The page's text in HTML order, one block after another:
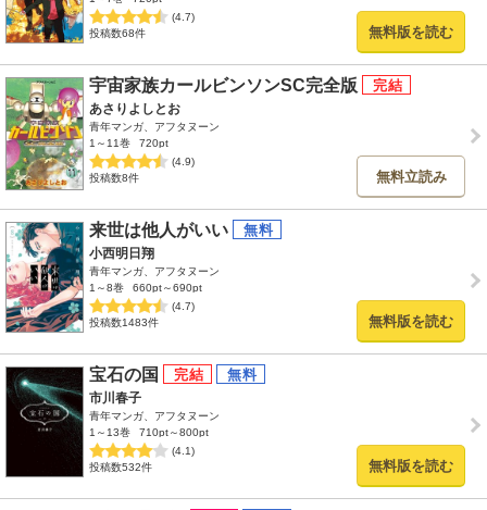
(4.7)
投稿数68件
無料版を読む
宇宙家族カールビンソンSC完全版
あさりよしとお
青年マンガ、アフタヌーン
1～11巻
720pt
(4.9)
投稿数8件
無料立読み
来世は他人がいい
小西明日翔
青年マンガ、アフタヌーン
1～8巻
660pt～690pt
(4.7)
投稿数1483件
無料版を読む
宝石の国
市川春子
青年マンガ、アフタヌーン
1～13巻
710pt～800pt
(4.1)
投稿数532件
無料版を読む